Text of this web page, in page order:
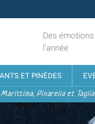
Des
l'année
ET PINÈDES
Pinarella et